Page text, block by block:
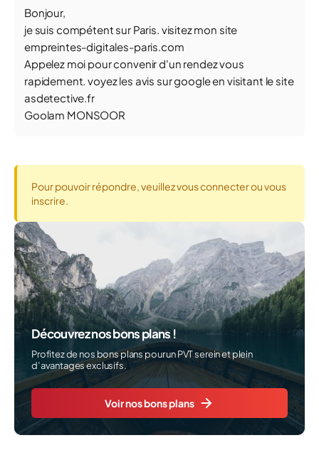
Bonjour,
je suis compétent sur Paris. visitez mon site
empreintes-digitales-paris.com
Appelez moi pour convenir d'un rendez vous
rapidement. voyez les avis sur google en visitant le site
asdetective.fr
Goolam MONSOOR
Pour pouvoir répondre, veuillez vous connecter ou vous
inscrire.
Découvrez nos bons plans !
Profitez de nos bons plans pour un PVT serein et plein
d’avantages exclusifs.
Voir nos bons plans